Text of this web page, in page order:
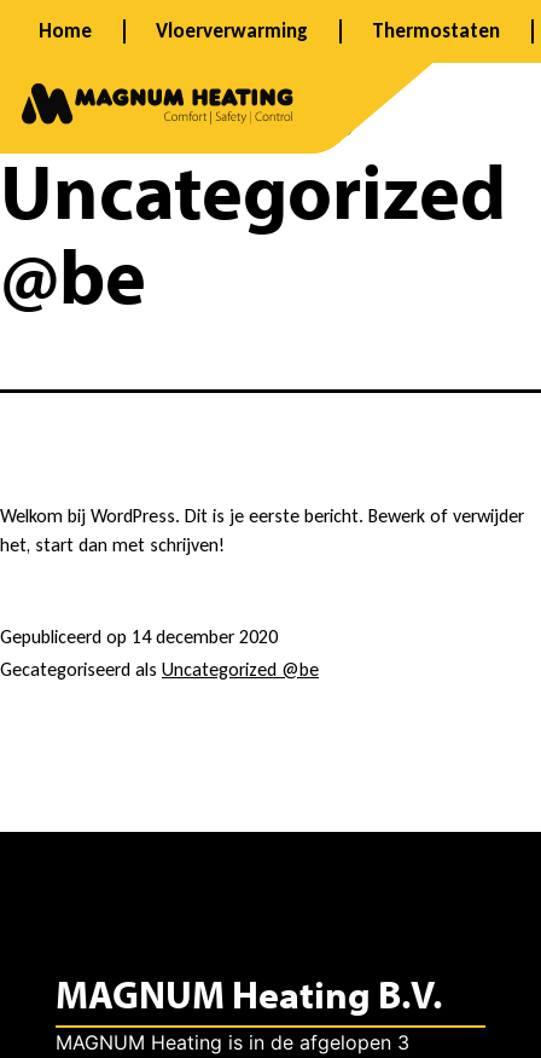
inhoud
Home Vloerverwarming Thermostaten
Categorie:
Uncategorized
@be
H
l
l
Welkom bij WordPress. Dit is je eerste bericht. Bewerk of verwijder
het, start dan met schrijven!
Gepubliceerd op 14 december 2020
Gecategoriseerd als Uncategorized @be
MAGNUM Heating B.V.
MAGNUM Heating is in de afgelopen 3